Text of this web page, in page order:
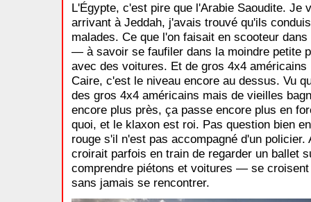
L'Égypte, c'est pire que l'Arabie Saoudite. Je
arrivant à Jeddah, j'avais trouvé qu'ils
malades. Ce que l'on faisait en scooteur
— à savoir se faufiler dans la moindre petite
avec des voitures. Et de gros 4x4
Caire, c'est le niveau encore au dessus. Vu
des gros 4x4 américains mais de vieilles
encore plus près, ça passe encore plus en
quoi, et le klaxon est roi. Pas question bien
rouge s'il n'est pas accompagné d'un
croirait parfois en train de regarder un ballet
comprendre piétons et voitures — se
sans jamais se rencontrer.